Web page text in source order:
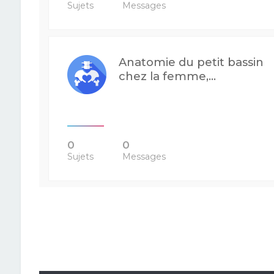
Sujets Messages
Anatomie du petit bassin
chez la femme,...
0
Sujets
0
Messages